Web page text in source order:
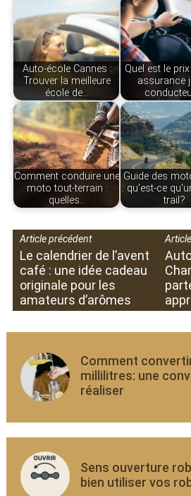
Auto-école Cannes :
Trouver la meilleure
école de…
Quel est le
assurance
Comment conduire une
moto tout-terrain :
quelles…
Guide des
: qu'est-ce
trail?
Article précédent
Le calendrier de l’avent
café : une idée cadeau
originale pour les
amateurs d’arômes
Comment
millilitres: une
réaliser
Sens ouverture
bien utiliser vos